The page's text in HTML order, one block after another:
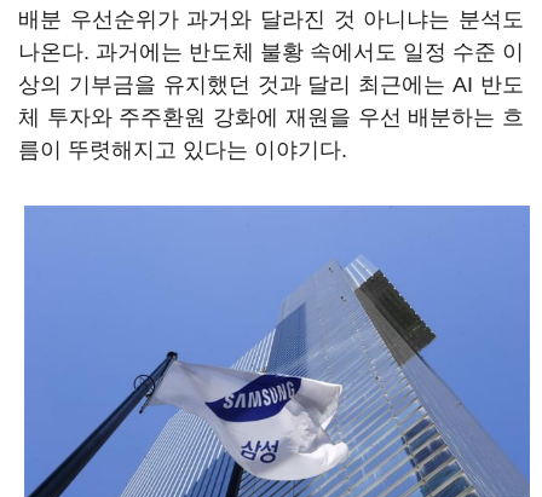
배분 우선순위가 과거와 달라진 것 아니냐는 분석도
나온다. 과거에는 반도체 불황 속에서도 일정 수준 이
상의 기부금을 유지했던 것과 달리 최근에는 AI 반도
체 투자와 주주환원 강화에 재원을 우선 배분하는 흐
름이 뚜렷해지고 있다는 이야기다.